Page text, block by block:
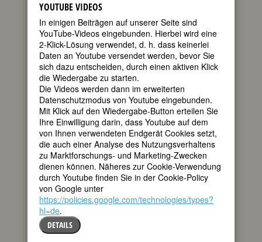
Besuch wert! Kämpferisch, fröhlich,
aktuell, anspruchsvoll und spannend. "...
möchte ... auch den Frauen in dieser
Stadt danken, die mich hier immer mit
offenen Armen empfangen, vor allem
den Feministinnen in und um die alte,
tapfere, unterschätzte, aber
unverwüstliche Frauen-Zeitschrift AUF."
(Ruth Klüger)
Nächster Eintrag:Wir Frauen - Das
Feministische Blatt im Internet
Vorheriger Eintrag:
YOUTUBE VIDEOS
In einigen Beiträgen auf unserer Seite sind
YouTube-Videos eingebunden. Hierbei wird eine
2-Klick-Lösung verwendet, d. h. dass keinerlei
Daten an Youtube versendet werden, bevor Sie
sich dazu entscheiden, durch einen aktiven Klick
die Wiedergabe zu starten.
Die Videos werden dann im erweiterten
Datenschutzmodus von Youtube eingebunden.
Mit Klick auf den Wiedergabe-Button erteilen Sie
Ihre Einwilligung darin, dass Youtube auf dem
von Ihnen verwendeten Endgerät Cookies setzt,
die auch einer Analyse des Nutzungsverhaltens
zu Marktforschungs- und Marketing-Zwecken
dienen können. Näheres zur Cookie-Verwendung
durch Youtube finden Sie in der Cookie-Policy
von Google unter
https://policies.google.com/technologies/types?
hl=de.
DETAILS